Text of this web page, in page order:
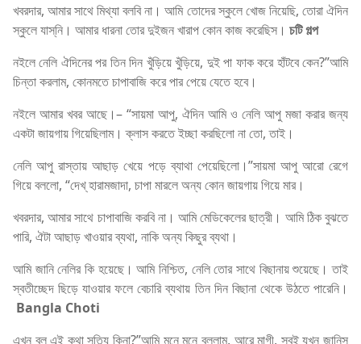
খবরদার, আমার সাথে মিথ্যা বলবি না। আমি তোদের স্কুলে খোজ নিয়েছি, তোরা ঐদিন
স্কুলে যাস্‌নি। আমার ধারনা তোর দুইজন খারাপ কোন কাজ করেছিস। চটি গল্প
নইলে নেলি ঐদিনের পর তিন দিন খুঁড়িয়ে খুঁড়িয়ে, দুই পা ফাক করে হাঁটবে কেন?”আমি
চিন্তা করলাম, কোনমতে চাপাবাজি করে পার পেয়ে যেতে হবে।
নইলে আমার খবর আছে।– “সায়মা আপু, ঐদিন আমি ও নেলি আপু মজা করার জন্য
একটা জায়গায় গিয়েছিলাম। ক্লাস করতে ইচ্ছা করছিলো না তো, তাই।
নেলি আপু রাস্তায় আছাড় খেয়ে পড়ে ব্যাথা পেয়েছিলো।”সায়মা আপু আরো রেগে
গিয়ে বললো, “দেখ্‌ হারামজাদা, চাপা মারলে অন্য কোন জায়গায় গিয়ে মার।
খবরদার, আমার সাথে চাপাবাজি করবি না। আমি মেডিকেলের ছাত্রী। আমি ঠিক বুঝতে
পারি, ঐটা আছাড় খাওয়ার ব্যথা, নাকি অন্য কিছুর ব্যথা।
আমি জানি নেলির কি হয়েছে। আমি নিশ্চিত, নেলি তোর সাথে বিছানায় শুয়েছে। তাই
স্বতীচ্ছেদ ছিড়ে যাওয়ার ফলে বেচারি ব্যথায় তিন দিন বিছানা থেকে উঠতে পারেনি।
Bangla Choti
এখন বল এই কথা সত্যি কিনা?”আমি মনে মনে বললাম, আরে মাগী, সবই যখন জানিস্‌